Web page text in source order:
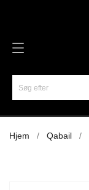
Hjem Qabail